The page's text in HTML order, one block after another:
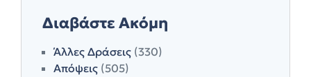
Διαβάστε Ακόμη
Άλλες Δράσεις (330)
Απόψεις (505)